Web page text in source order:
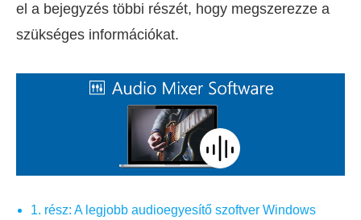
el a bejegyzés többi részét, hogy megszerezze a
szükséges információkat.
1. rész: A legjobb audioegyesítő szoftver Windows